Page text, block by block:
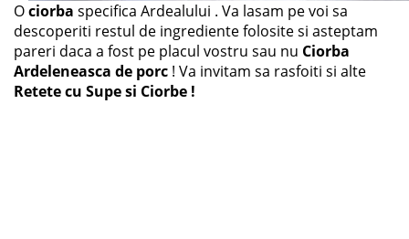
Ociorba specifica Ardealului . Va lasam pe voi sa
descoperiti restul de ingrediente folosite si asteptam
pareri daca a fost pe placul vostru sau nu Ciorba
Ardeleneasca de porc ! Va invitam sa rasfoiti si alte
Retete cu Supe si Ciorbe !